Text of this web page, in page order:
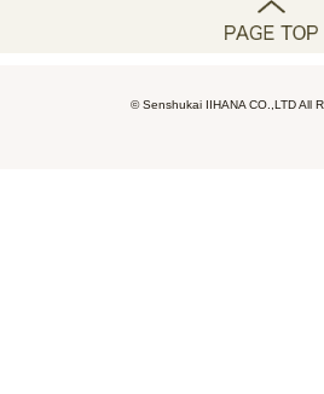
© Senshukai IIHANA CO.,LTD All